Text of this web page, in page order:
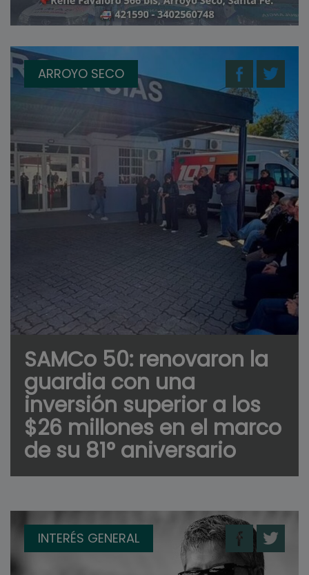
ARROYO SECO
SAMCo 50: renovaron la
guardia con una
inversión superior a los
$26 millones en el marco
de su 81° aniversario
INTERÉS GENERAL